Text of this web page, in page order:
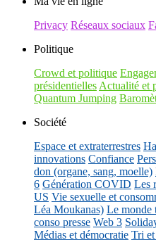
Privacy Réseaux sociaux
Politique
Crowd et politique
présidentielles Actualité et
Quantum Jumping
Société
Espace et extraterrestres
innovations Confiance
don (organe, sang, moelle)
6 Génération COVID Les
US Vie sexuelle et
Léa Moukanas) Le monde
conso presse Web 3
Médias et démocratie Tri